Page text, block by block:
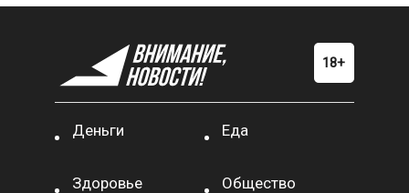
Деньги Еда
Здоровье Общество